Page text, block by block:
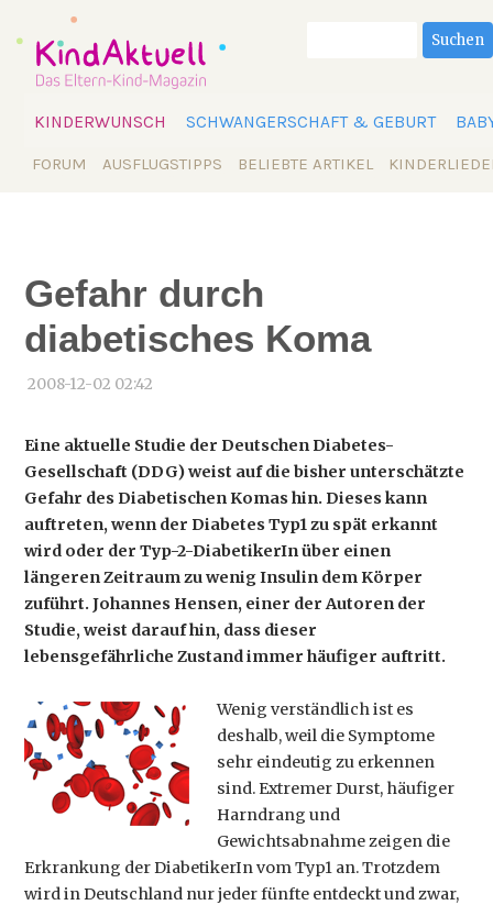
überspringen
KINDERWUNSCH SCHWANGERSCHAFT & GEBURT
Navigation
FORUM AUSFLUGSTIPPS BELIEBTE ARTIKEL
Suchen
Gefahr durch
diabetisches Koma
2008-12-02 02:42
Eine aktuelle Studie der Deutschen Diabetes-
Gesellschaft (DDG) weist auf die bisher unterschätzte
Gefahr des Diabetischen Komas hin. Dieses kann
auftreten, wenn der Diabetes Typ1 zu spät erkannt
wird oder der Typ-2-DiabetikerIn über einen
längeren Zeitraum zu wenig Insulin dem Körper
zuführt. Johannes Hensen, einer der Autoren der
Studie, weist darauf hin, dass dieser
lebensgefährliche Zustand immer häufiger auftritt.
Wenig verständlich ist es
deshalb, weil die Symptome
sehr eindeutig zu erkennen
sind. Extremer Durst, häufiger
Harndrang und
Gewichtsabnahme zeigen die
Erkrankung der DiabetikerIn vom Typ1 an. Trotzdem
wird in Deutschland nur jeder fünfte entdeckt und zwar,